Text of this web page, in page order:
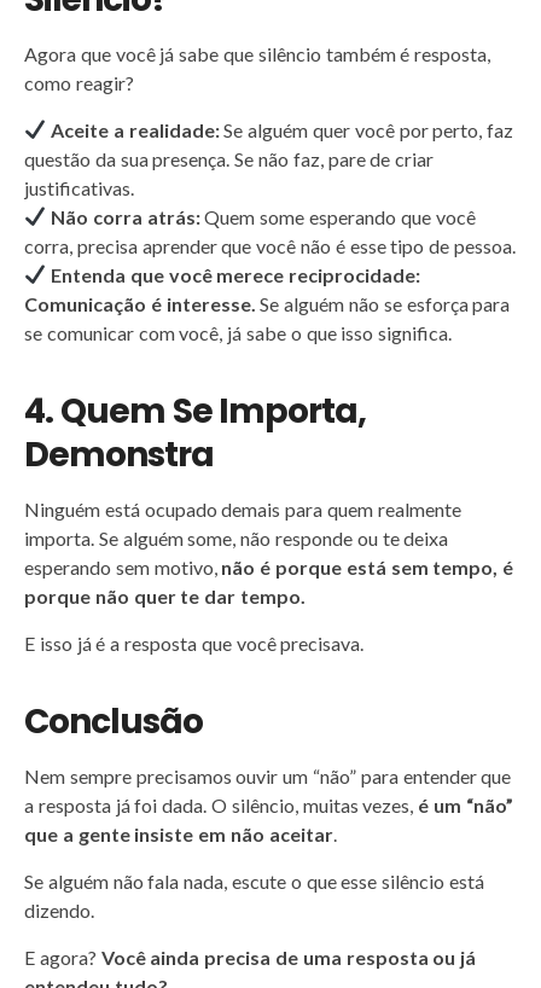
Agora que você já sabe que silêncio também é resposta,
como reagir?
Aceite a realidade:Se alguém quer você por perto, faz
questão da sua presença. Se não faz, pare de criar
justificativas.
Não corra atrás:Quem some esperando que você
corra, precisa aprender que você não é esse tipo de pessoa.
Entenda que você merece reciprocidade:
Comunicação é interesse. Se alguém não se esforça para
se comunicar com você, já sabe o que isso significa.
4. Quem Se Importa,
Demonstra
Ninguém está ocupado demais para quem realmente
importa. Se alguém some, não responde ou te deixa
esperando sem motivo, não é porque está sem tempo, é
porque não quer te dar tempo.
E isso já é a resposta que você precisava.
Conclusão
Nem sempre precisamos ouvir um “não” para entender que
a resposta já foi dada. O silêncio, muitas vezes, é um “não”
que a gente insiste em não aceitar.
Se alguém não fala nada, escute o que esse silêncio está
dizendo.
E agora? Você ainda precisa de uma resposta ou já